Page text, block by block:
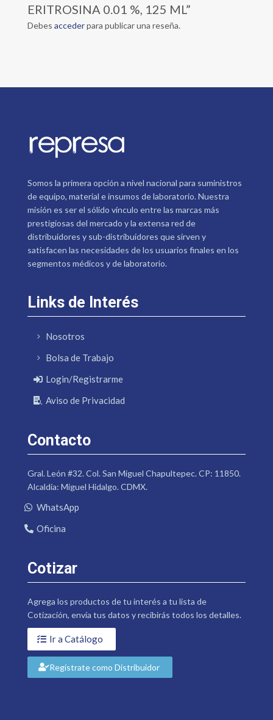
ERITROSINA 0.01 %, 125 ML”
Debes accederpara publicar una reseña.
Somos la primera opción a nivel nacional para suministros
de equipo, material e insumos de laboratorio. Nuestra
misión es ser el sólido vínculo entre las marcas más
prestigiosas del mercado y la extensa red de
distribuidores y sub-distribuidores que sirven y
satisfacen las necesidades de los usuarios finales en los
segmentos médicos y de laboratorio.
Links de Interés
Nosotros
Bolsa de Trabajo
Login/Registrarme
Aviso de Privacidad
Contacto
Gral. León #32. Col. San Miguel Chapultepec. CP: 11850.
Alcaldía: Miguel Hidalgo. CDMX.
WhatsApp
Oficina
Cotizar
Agrega los productos de tu interés a tu lista de
Cotización, envía tus datos y recibirás todos los detalles.
Ir a Catálogo
Regístrate como Distribuidor